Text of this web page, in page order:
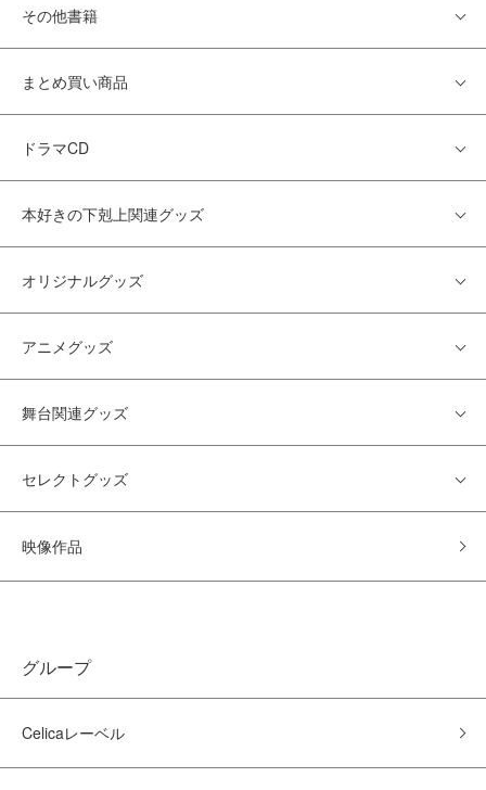
その他書籍
まとめ買い商品
ドラマCD
本好きの下剋上関連グッズ
オリジナルグッズ
アニメグッズ
舞台関連グッズ
セレクトグッズ
映像作品
グループ
Celicaレーベル